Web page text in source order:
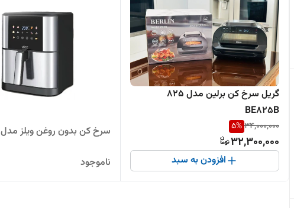
گریل سرخ کن برلین مدل ۸۲۵
BE825B
34,000,000
5%
32,300,000
افزودن به سبد
سرخ کن بدون روغن ویلز مدل VL5040
ناموجود